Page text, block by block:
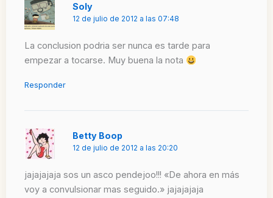
Soly
12 de julio de 2012 a las 07:48
La conclusion podria ser nunca es tarde para
empezar a tocarse. Muy buena la nota
Responder
Betty Boop
12 de julio de 2012 a las 20:20
jajajajaja sos un asco pendejoo!!! «De ahora en más
voy a convulsionar mas seguido.» jajajajaja